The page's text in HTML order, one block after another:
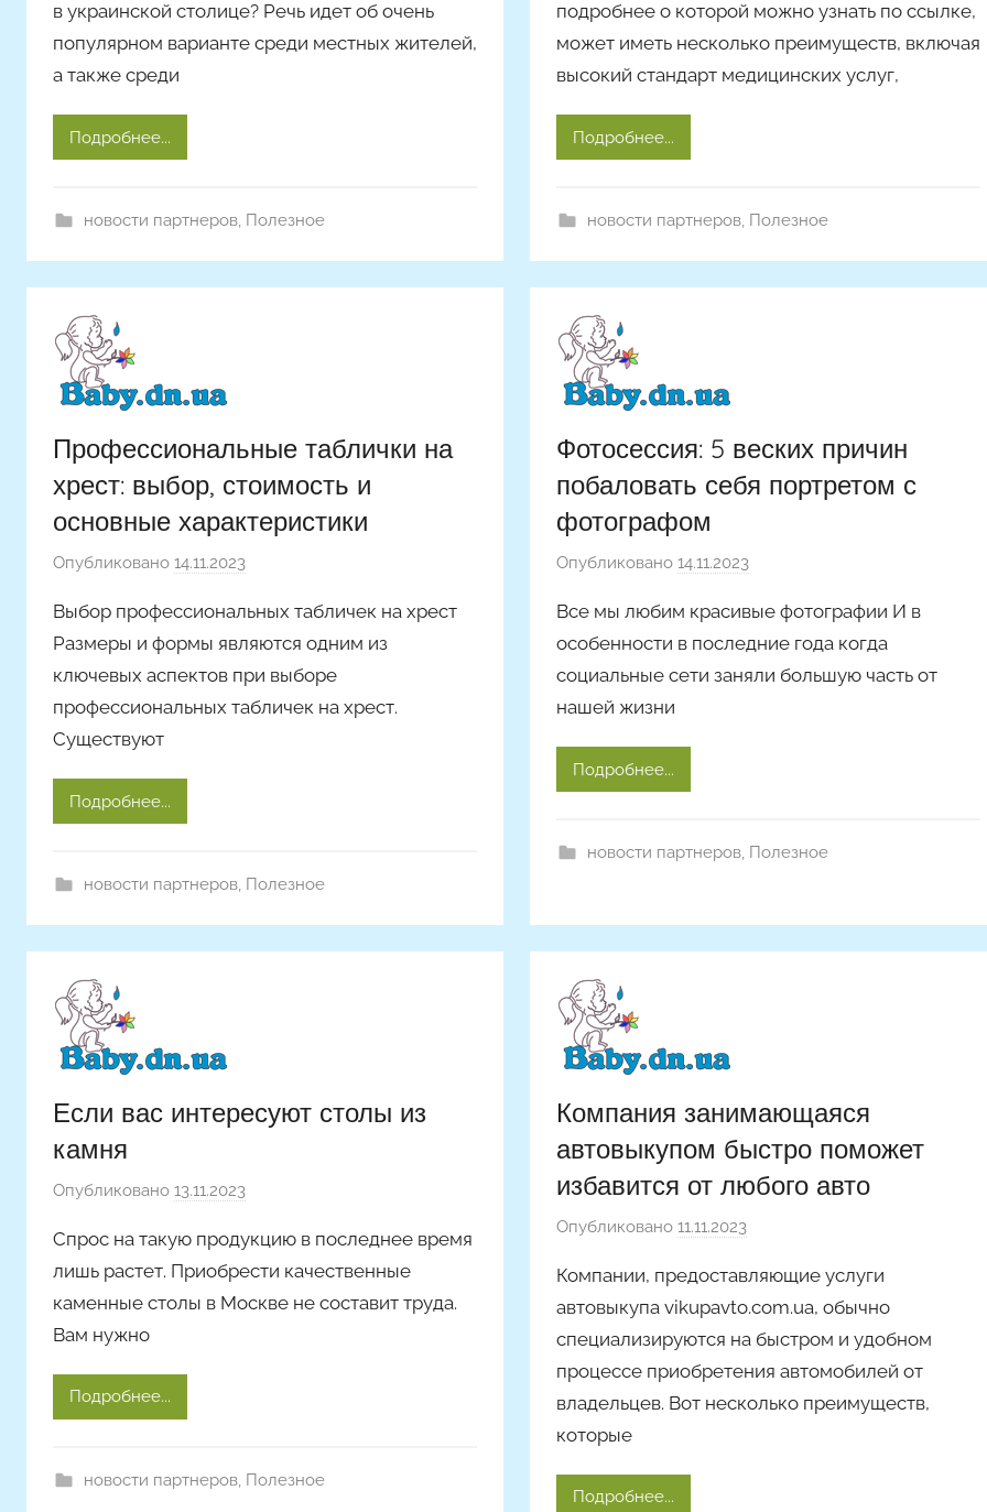
о
р
i
в украинской столице? Речь идет об очень
популярном варианте среди местных жителей,
а также среди
Подробнее...
новости партнеров, Полезное
о
р
о
i
подробнее о которой можно узнать по ссылке,
может иметь несколько преимуществ, включая
высокий стандарт медицинских услуг,
Подробнее...
новости партнеров, Полезное
Профессиональные таблички на
хрест: выбор, стоимость и
основные характеристики
Опубликовано 14.11.2023
т
о
р
о
c
Выбор профессиональных табличек на хрест
Размеры и формы являются одним из
ключевых аспектов при выборе
профессиональных табличек на хрест.
Существуют
Подробнее...
новости партнеров, Полезное
Фотосессия: 5 веских причин
побаловать себя портретом с
фотографом
Опубликовано14.11.2023
т
о
р
i
Все мы любим красивые фотографии И в
особенности в последние года когда
социальные сети заняли большую часть от
нашей жизни
Подробнее...
новости партнеров, Полезное
Если вас интересуют столы из
камня
Опубликовано 13.11.2023
т
о
р
i
Спрос на такую продукцию в последнее время
лишь растет. Приобрести качественные
каменные столы в Москве не составит труда.
Вам нужно
Подробнее...
новости партнеров, Полезное
Компания занимающаяся
автовыкупом быстро поможет
избавится от любого авто
Опубликовано11.11.2023
т
о
р
о
м
Компании, предоставляющие услуги
автовыкупа vikupavto.com.ua, обычно
специализируются на быстром и удобном
процессе приобретения автомобилей от
владельцев. Вот несколько преимуществ,
которые
Подробнее...